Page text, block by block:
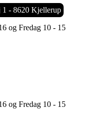
og Fredag 10 - 15
og Fredag 10 - 15
1 - 8620 Kjellerup